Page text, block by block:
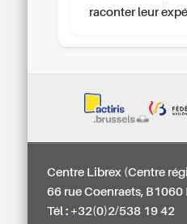
raconter leur
Centre Librex (Centre
66 rue Coenraets, B1060
Tél : +32(0)2/538 19 42